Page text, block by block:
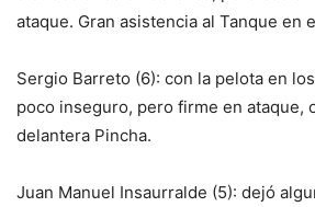
ataque. Gran asistencia al Tanque en
Sergio Barreto (6): con la pelota en
poco inseguro, pero firme en ataque,
delantera Pincha.
Juan Manuel Insaurralde (5): dejó